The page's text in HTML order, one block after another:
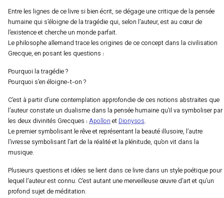
Entre les lignes de ce livre si bien écrit, se dégage une critique de la pensée
humaine qui s’éloigne de la tragédie qui, selon l’auteur, est au cœur de
l’existence et cherche un monde parfait.
Le philosophe allemand trace les origines de ce concept dans la civilisation
Grecque, en posant les questions :
Pourquoi la tragédie ?
Pourquoi s’en éloigne-t-on ?
C’est à partir d’une contemplation approfondie de ces notions abstraites que
l’auteur constate un dualisme dans la pensée humaine qu’il va symboliser par
les deux divinités Grecques : ApollonetDionysos.
Le premier symbolisant le rêve et représentant la beauté illusoire, l’autre
l’ivresse symbolisant l’art de la réalité et la plénitude, qu’on vit dans la
musique.
Plusieurs questions et idées se lient dans ce livre dans un style poétique pour
lequel l’auteur est connu. C’est autant une merveilleuse œuvre d’art et qu’un
profond sujet de méditation.